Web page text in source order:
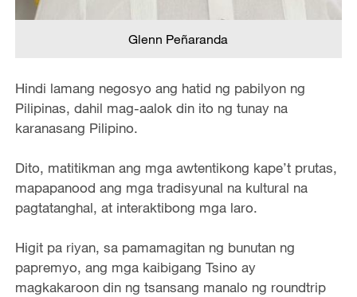
Glenn Peñaranda
Hindi lamang negosyo ang hatid ng pabilyon ng
Pilipinas, dahil mag-aalok din ito ng tunay na
karanasang Pilipino.
Dito, matitikman ang mga awtentikong kape’t prutas,
mapapanood ang mga tradisyunal na kultural na
pagtatanghal, at interaktibong mga laro.
Higit pa riyan, sa pamamagitan ng bunutan ng
papremyo, ang mga kaibigang Tsino ay
magkakaroon din ng tsansang manalo ng roundtrip